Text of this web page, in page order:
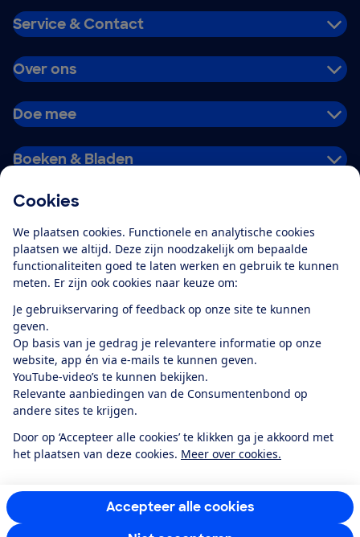
Cookies
We plaatsen cookies. Functionele en analytische cookies
plaatsen we altijd. Deze zijn noodzakelijk om bepaalde
functionaliteiten goed te laten werken en gebruik te kunnen
meten. Er zijn ook cookies naar keuze om:
Je gebruikservaring of feedback op onze site te kunnen
geven.
Op basis van je gedrag je relevantere informatie op onze
website, app én via e-mails te kunnen geven.
YouTube-video’s te kunnen bekijken.
Relevante aanbiedingen van de Consumentenbond op
andere sites te krijgen.
Door op ‘Accepteer alle cookies’ te klikken ga je akkoord met
het plaatsen van deze cookies. Meer over cookies.
Accepteer alle cookies
Service & Contact
Over ons
Doe mee
Boeken & Bladen
Alles over de
app
Algemene Voorwaarden
Privacyverklaring
Cookiebeleid
Privacyvoorkeuren
Toegankelijkheid
RSS-feed nieuws
Facebook
TwitterInstagram
YoutubeLinkedIn
12.901consumentenbeoordelen de Consumentenbondmet gemiddeld